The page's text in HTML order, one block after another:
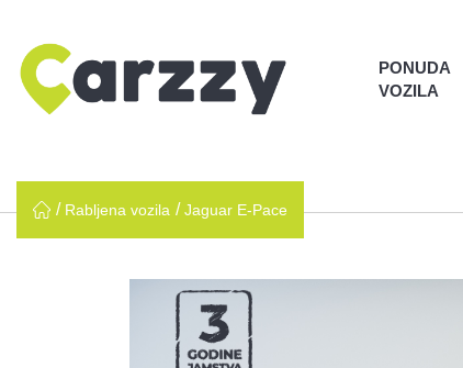
PONUDA
VOZILA
Rabljena vozila Jaguar E-Pace